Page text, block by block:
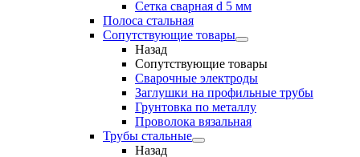
Сетка сварная d 5 мм
Полоса стальная
Сопутствующие товары
Назад
Сопутствующие товары
Сварочные электроды
Заглушки на профильные трубы
Грунтовка по металлу
Проволока вязальная
Трубы стальные
Назад